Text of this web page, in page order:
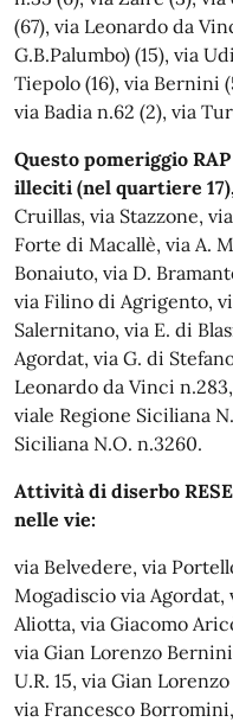
(67), via Leonardo da
G.B.Palumbo) (15), via
Tiepolo (16), via Bernini
via Badia n.62 (2), via
Questo pomeriggio
illeciti (nel quartiere
Cruillas, via Stazzone,
Forte di Macallè, via A.
Bonaiuto, via D.
via Filino di Agrigento,
Salernitano, via E. di
Agordat, via G. di
Leonardo da Vinci
viale Regione Siciliana
Siciliana N.O. n.3260.
Attività di diserbo
nelle vie:
via Belvedere, via
Mogadiscio via Agordat,
Aliotta, via Giacomo
via Gian Lorenzo
U.R. 15, via Gian
via Francesco